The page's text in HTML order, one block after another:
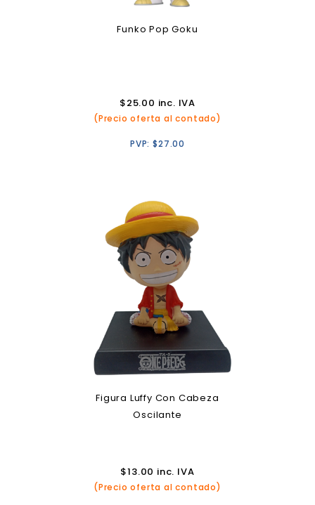
Funko Pop Goku
$25.00 inc. IVA
(Precio oferta al contado)
PVP:$27.00
Figura Luffy Con Cabeza
Oscilante
$13.00 inc. IVA
(Precio oferta al contado)